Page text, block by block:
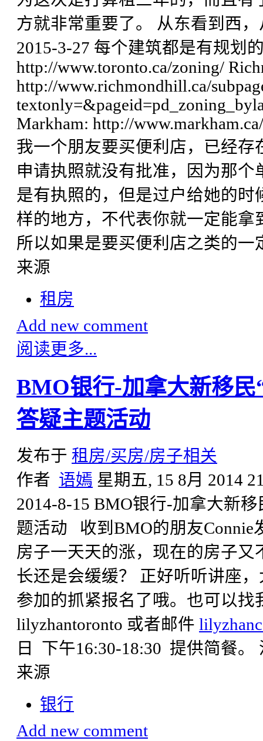
方就非常重要了。 从东看到西
2015-3-27 每个建筑都是有规划
http://www.toronto.ca/zoning/
http://www.richmondhill.ca/
Markham: http://
我一个朋友要买便利店，已经
申请执照就没有批准，因为那个
是有执照的，但是过户给她的
样的地方，不代表你就一定能
所以如果是要买便利店之类的
来源
租房
Add new comment
阅读更多...
BMO银行-加拿大新移
答疑主题活动
发布于 租房/买房/房子相关
作者 语嫣 星期五, 15 8月 2014
2014-8-15 BMO银行-加拿大新
题活动 收到BMO的朋友Connie
房子一天天的涨，现在的房子
长还是会缓缓？ 正好听听讲座
参加的抓紧报名了哦。也可以找
lilyzhantoronto 或者邮件
日 下午16:30-18:30 提供简餐
来源
银行
Add new comment